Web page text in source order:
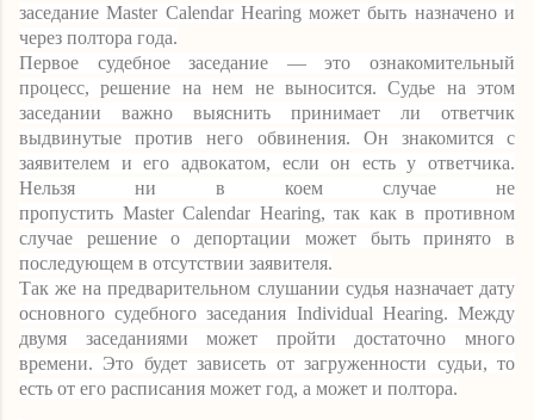
заседаниеMaster Calendar Hearing может быть назначено и
через полтора года.
Первое судебное заседание — это ознакомительный
процесс, решение на нем не выносится. Судье на этом
заседании важно выяснить принимает ли ответчик
выдвинутые против него обвинения. Он знакомится с
заявителем и его адвокатом, если он есть у ответчика.
Нельзя ни в коем случае не
пропустить Master Calendar Hearing, так как в противном
случае решение о депортации может быть принято в
последующем в отсутствии заявителя.
Так же на предварительном слушании судья назначает дату
основного судебного заседания Individual Hearing. Между
двумя заседаниями может пройти достаточно много
времени. Это будет зависеть от загруженности судьи, то
есть от его расписания может год, а может и полтора.